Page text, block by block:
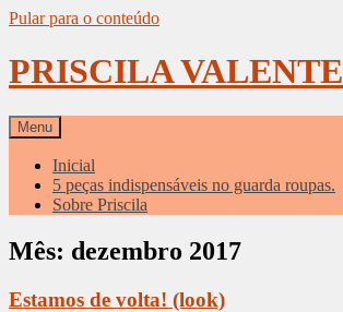
Pular para o conteúdo
PRISCILA VALENTE
Menu
Inicial
5 peças indispensáveis no guarda roupas.
Sobre Priscila
Mês: dezembro 2017
Estamos de volta! (look)